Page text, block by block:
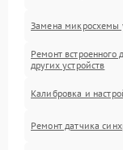
Замена микросхемы
Ремонт встроенного
других устройств
Калибровка и
Ремонт датчика